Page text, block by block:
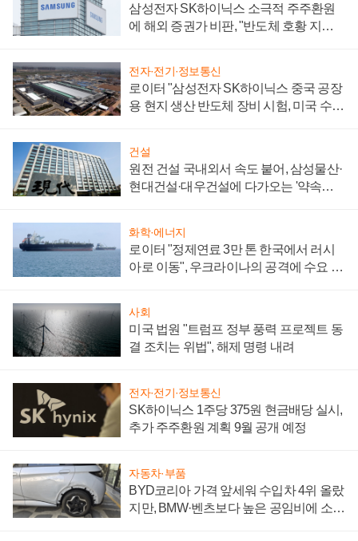
삼성전자 SK하이닉스 소극적 주주환원
에 해외 증권가 비판, "반도체 호황 지속
전자·전기·정보통신
로이터 "삼성전자 SK하이닉스 중국 공장
용 현지 생산 반도체 장비 시험, 미국 수출
건설
원전 건설 국내외서 속도 붙어, 삼성물산·
현대건설·대우건설에 다가오는 '약속의
화학·에너지
로이터 "정제연료 3만 톤 한국에서 러시
아로 이동", 우크라이나의 공격에 수요 늘
사회
미국 법원 "트럼프 정부 풍력 프로젝트 동
결 조치는 위법", 해제 명령 내려
전자·전기·정보통신
SK하이닉스 1주당 375원 현금배당 실시,
추가 주주환원 계획 9월 공개 예정
자동차·부품
BYD코리아 가격 앞세워 수입차 4위 올랐
지만, BMW·벤츠보다 높은 공임비에 소비